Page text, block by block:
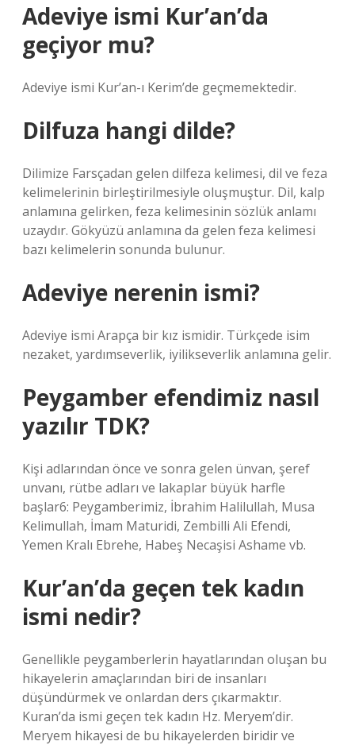
Adeviye ismi Kur’an’da
geçiyor mu?
Adeviye ismi Kur’an-ı Kerim’de geçmemektedir.
Dilfuza hangi dilde?
Dilimize Farsçadan gelen dilfeza kelimesi, dil ve feza
kelimelerinin birleştirilmesiyle oluşmuştur. Dil, kalp
anlamına gelirken, feza kelimesinin sözlük anlamı
uzaydır. Gökyüzü anlamına da gelen feza kelimesi
bazı kelimelerin sonunda bulunur.
Adeviye nerenin ismi?
Adeviye ismi Arapça bir kız ismidir. Türkçede isim
nezaket, yardımseverlik, iyilikseverlik anlamına gelir.
Peygamber efendimiz nasıl
yazılır TDK?
Kişi adlarından önce ve sonra gelen ünvan, şeref
unvanı, rütbe adları ve lakaplar büyük harfle
başlar6: Peygamberimiz, İbrahim Halilullah, Musa
Kelimullah, İmam Maturidi, Zembilli Ali Efendi,
Yemen Kralı Ebrehe, Habeş Necaşisi Ashame vb.
Kur’an’da geçen tek kadın
ismi nedir?
Genellikle peygamberlerin hayatlarından oluşan bu
hikayelerin amaçlarından biri de insanları
düşündürmek ve onlardan ders çıkarmaktır.
Kuran’da ismi geçen tek kadın Hz. Meryem’dir.
Meryem hikayesi de bu hikayelerden biridir ve